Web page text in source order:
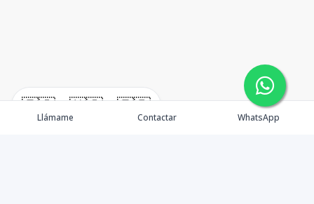
🇪🇸 🇺🇸 🇫🇷
Llámame Contactar WhatsApp